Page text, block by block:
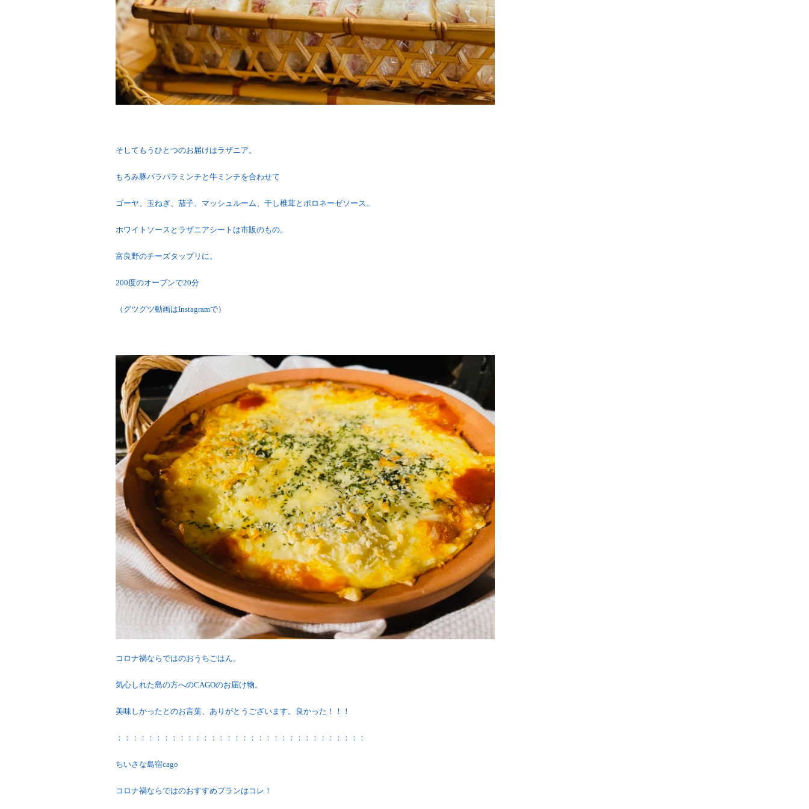
そしてもうひとつのお届けはラザニア。
もろみ豚パラパラミンチと牛ミンチを合わせて
ゴーヤ、玉ねぎ、茄子、マッシュルーム、干し椎茸とボロネーゼソース。
ホワイトソースとラザニアシートは市販のもの。
富良野のチーズタップリに。
200度のオーブンで20分
（グツグツ動画はInstagramで）
コロナ禍ならではのおうちごはん。
気心しれた島の方へのCAGOのお届け物。
美味しかったとのお言葉、ありがとうございます。良かった！！！
：：：：：：：：：：：：：：：：：：：：：：：：：：：：：：：：
ちいさな島宿cago
コロナ禍ならではのおすすめプランはコレ！